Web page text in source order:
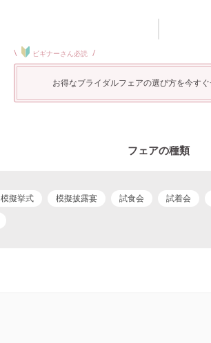
\ ビギナーさん必読 /
お得なブライダルフェアの選び方を今す
フェアの種類
模擬挙式 模擬披露宴 試食会
試着会